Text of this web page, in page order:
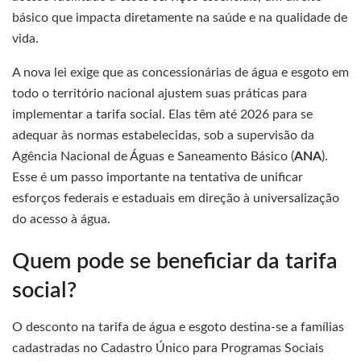
básico que impacta diretamente na saúde e na qualidade de
vida.
A nova lei exige que as concessionárias de água e esgoto em
todo o território nacional ajustem suas práticas para
implementar a tarifa social. Elas têm até 2026 para se
adequar às normas estabelecidas, sob a supervisão da
Agência Nacional de Águas e Saneamento Básico (ANA).
Esse é um passo importante na tentativa de unificar
esforços federais e estaduais em direção à universalização
do acesso à água.
Quem pode se beneficiar da tarifa
social?
O desconto na tarifa de água e esgoto destina-se a famílias
cadastradas no Cadastro Único para Programas Sociais